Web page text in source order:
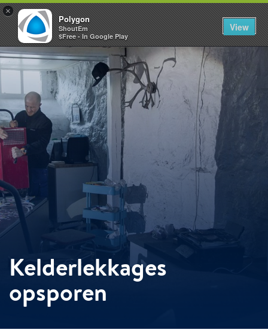
Kelderlekkages
opsporen
×
Polygon
ShoutEm
$Free - In Google Play
View